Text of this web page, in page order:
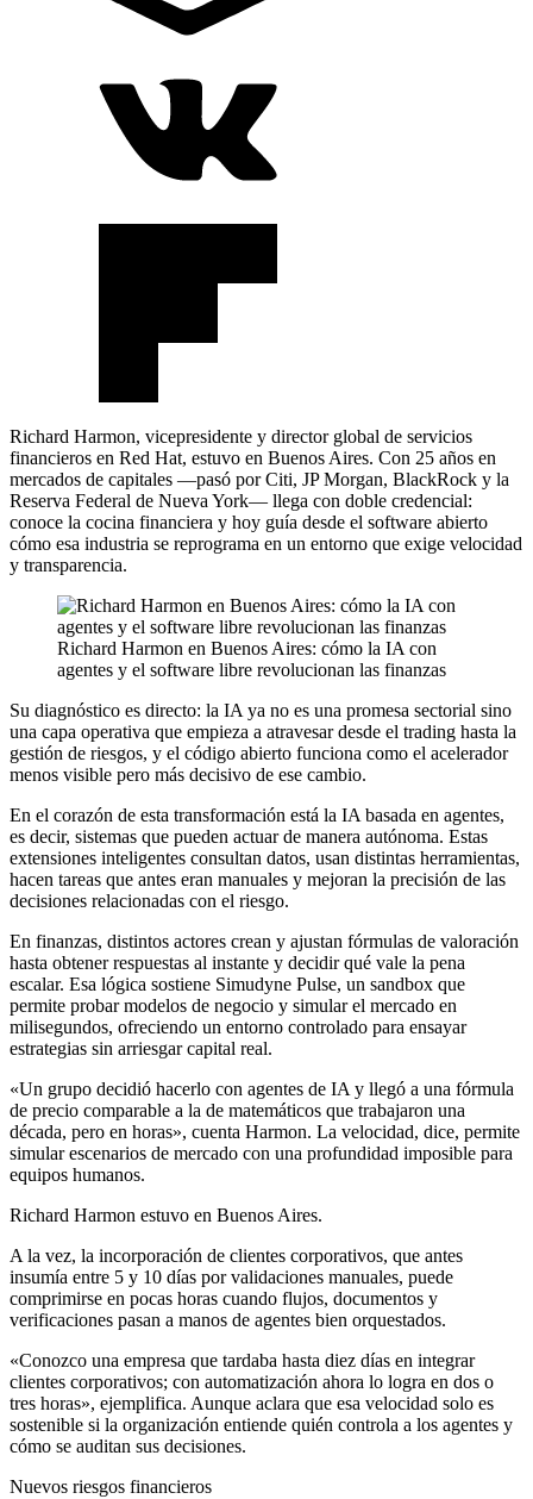
Richard Harmon, vicepresidente y director global de servicios
financieros en Red Hat, estuvo en Buenos Aires. Con 25 años en
mercados de capitales —pasó por Citi, JP Morgan, BlackRock y la
Reserva Federal de Nueva York— llega con doble credencial:
conoce la cocina financiera y hoy guía desde el software abierto
cómo esa industria se reprograma en un entorno que exige velocidad
y transparencia.
Richard Harmon en Buenos Aires: cómo la IA con
agentes y el software libre revolucionan las finanzas
Su diagnóstico es directo: la IA ya no es una promesa sectorial sino
una capa operativa que empieza a atravesar desde el trading hasta la
gestión de riesgos, y el código abierto funciona como el acelerador
menos visible pero más decisivo de ese cambio.
En el corazón de esta transformación está la IA basada en agentes,
es decir, sistemas que pueden actuar de manera autónoma. Estas
extensiones inteligentes consultan datos, usan distintas herramientas,
hacen tareas que antes eran manuales y mejoran la precisión de las
decisiones relacionadas con el riesgo.
En finanzas, distintos actores crean y ajustan fórmulas de valoración
hasta obtener respuestas al instante y decidir qué vale la pena
escalar. Esa lógica sostiene Simudyne Pulse, un sandbox que
permite probar modelos de negocio y simular el mercado en
milisegundos, ofreciendo un entorno controlado para ensayar
estrategias sin arriesgar capital real.
«Un grupo decidió hacerlo con agentes de IA y llegó a una fórmula
de precio comparable a la de matemáticos que trabajaron una
década, pero en horas», cuenta Harmon. La velocidad, dice, permite
simular escenarios de mercado con una profundidad imposible para
equipos humanos.
Richard Harmon estuvo en Buenos Aires.
A la vez, la incorporación de clientes corporativos, que antes
insumía entre 5 y 10 días por validaciones manuales, puede
comprimirse en pocas horas cuando flujos, documentos y
verificaciones pasan a manos de agentes bien orquestados.
«Conozco una empresa que tardaba hasta diez días en integrar
clientes corporativos; con automatización ahora lo logra en dos o
tres horas», ejemplifica. Aunque aclara que esa velocidad solo es
sostenible si la organización entiende quién controla a los agentes y
cómo se auditan sus decisiones.
Nuevos riesgos financieros